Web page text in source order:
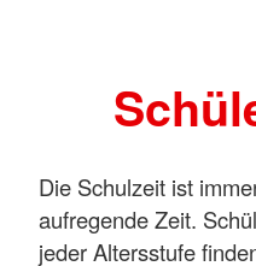
Die Schulzeit ist
aufregende Zeit.
jeder Altersstufe